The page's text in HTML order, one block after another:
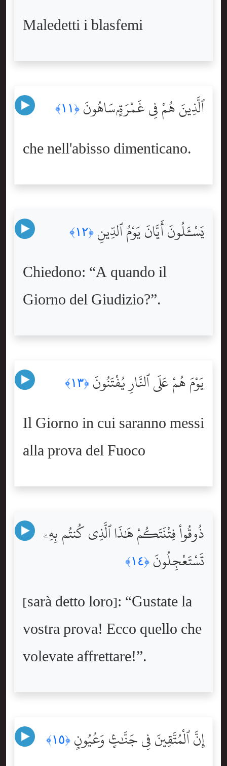
Maledetti i blasfemi
ٱلَّذِينَ هُمْ فِى غَمْرَةٍۢ سَاهُونَ ﴿١١﴾
che nell'abisso dimenticano.
يَسْـَٔلُونَ أَيَّانَ يَوْمُ ٱلدِّينِ ﴿١٢﴾
Chiedono: “A quando il
Giorno del Giudizio?”.
يَوْمَ هُمْ عَلَى ٱلنَّارِ يُفْتَنُونَ ﴿١٣﴾
Il Giorno in cui saranno messi
alla prova del Fuoco
ذُوقُواْ فِتْنَتَكُمْ هَٰذَا ٱلَّذِى كُنتُم بِهِۦ
تَسْتَعْجِلُونَ ﴿١٤﴾
[sarà detto loro]: “Gustate la
vostra prova! Ecco quello che
volevate affrettare!”.
إِنَّ ٱلْمُتَّقِينَ فِى جَنَّٰتٍۢ وَعُيُونٍ ﴿١٥﴾